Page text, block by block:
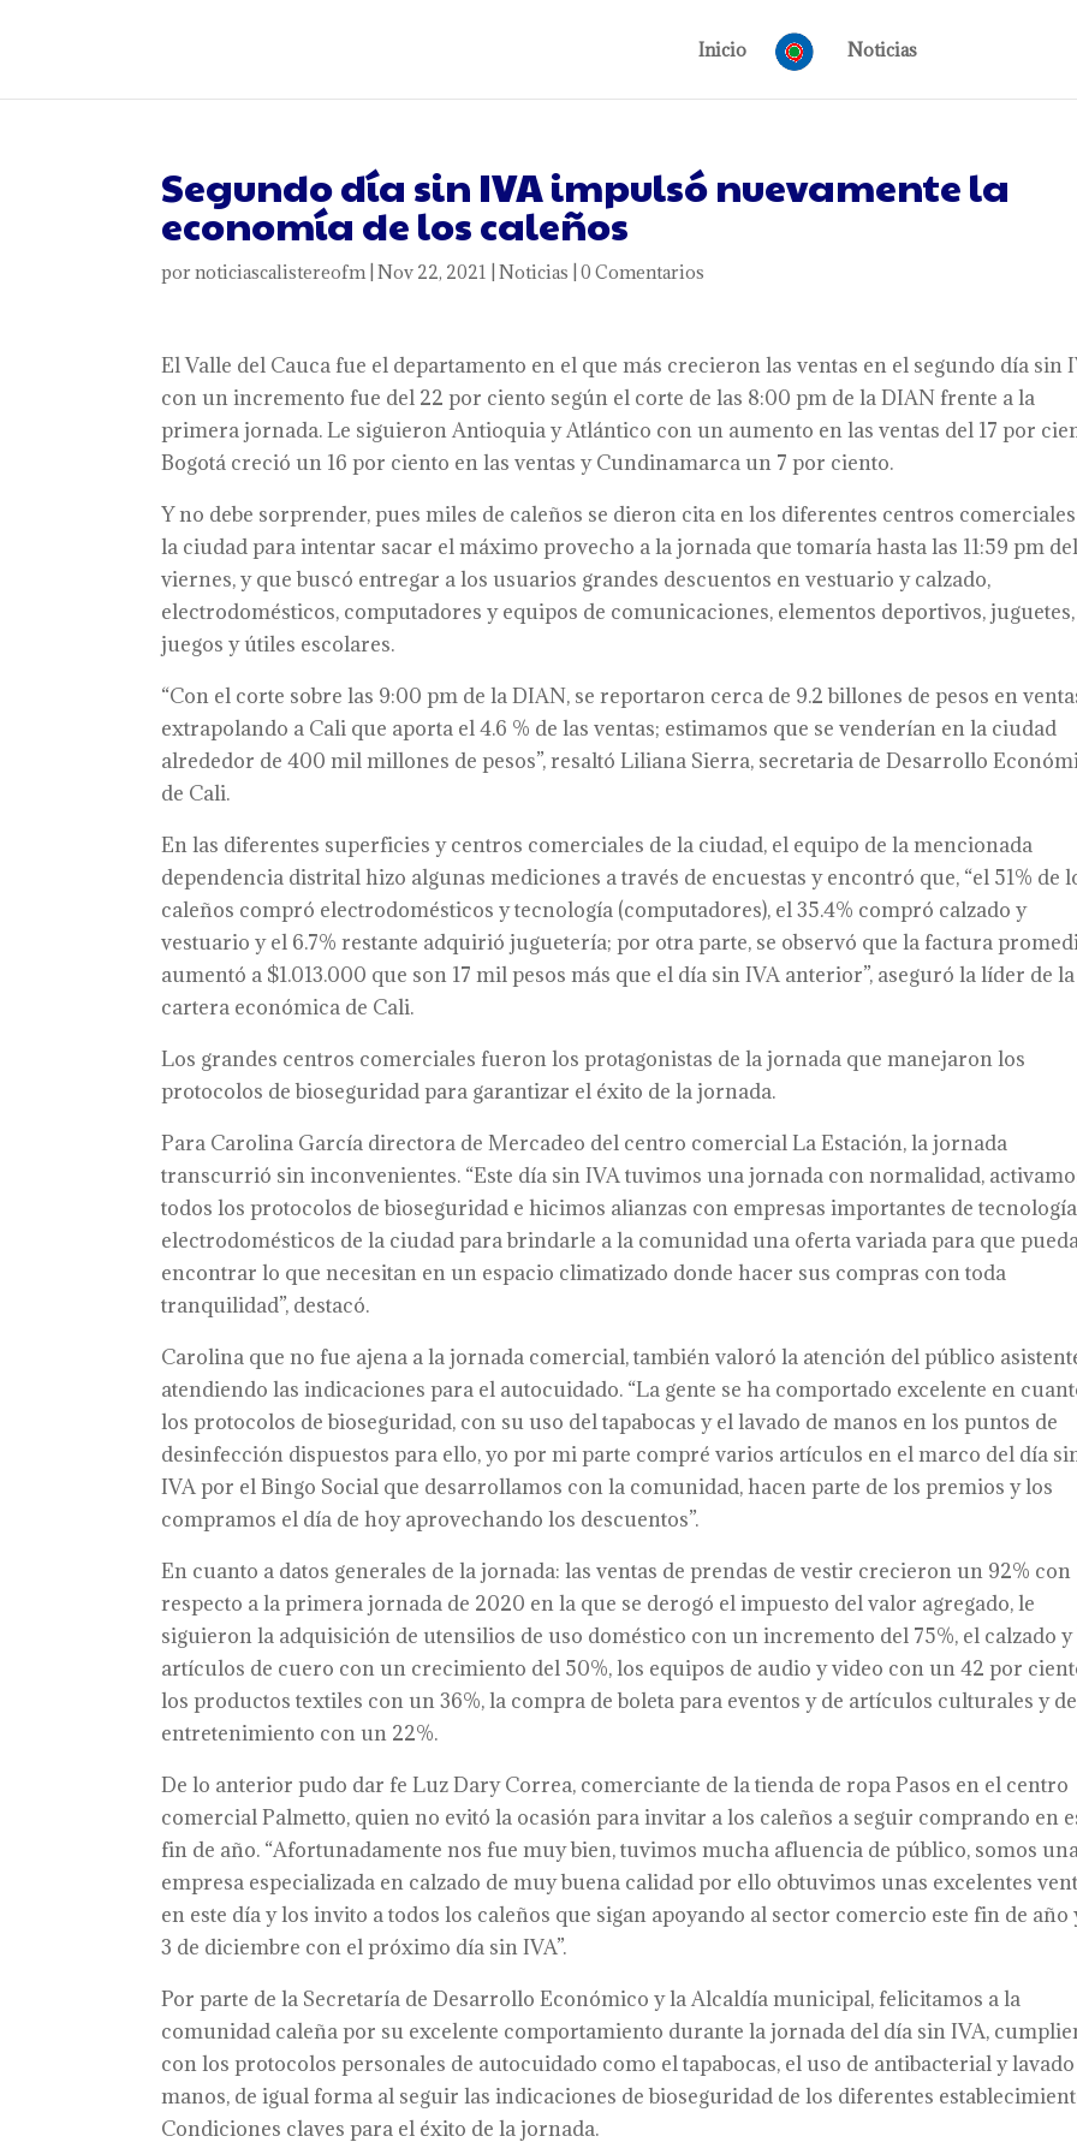
Inicio Noticias
Segundo día sin IVA impulsó nuevamente la
economía de los caleños
pornoticiascalistereofm|Nov 22, 2021 |Noticias |0 Comentarios
El Valle del Cauca fue el departamento en el que más crecieron las ventas en el segundo día sin
con un incremento fue del 22 por ciento según el corte de las 8:00 pm de la DIAN frente a la
primera jornada. Le siguieron Antioquia y Atlántico con un aumento en las ventas del 17 por
Bogotá creció un 16 por ciento en las ventas y Cundinamarca un 7 por ciento.
Y no debe sorprender, pues miles de caleños se dieron cita en los diferentes centros
la ciudad para intentar sacar el máximo provecho a la jornada que tomaría hasta las 11:59 pm del
viernes, y que buscó entregar a los usuarios grandes descuentos en vestuario y calzado,
electrodomésticos, computadores y equipos de comunicaciones, elementos deportivos, juguetes,
juegos y útiles escolares.
“Con el corte sobre las 9:00 pm de la DIAN, se reportaron cerca de 9.2 billones de pesos en
extrapolando a Cali que aporta el 4.6 % de las ventas; estimamos que se venderían en la ciudad
alrededor de 400 mil millones de pesos”, resaltó Liliana Sierra, secretaria de Desarrollo
de Cali.
En las diferentes superficies y centros comerciales de la ciudad, el equipo de la mencionada
dependencia distrital hizo algunas mediciones a través de encuestas y encontró que, “el 51% de
caleños compró electrodomésticos y tecnología (computadores), el 35.4% compró calzado y
vestuario y el 6.7% restante adquirió juguetería; por otra parte, se observó que la factura
aumentó a $1.013.000 que son 17 mil pesos más que el día sin IVA anterior”, aseguró la líder de la
cartera económica de Cali.
Los grandes centros comerciales fueron los protagonistas de la jornada que manejaron los
protocolos de bioseguridad para garantizar el éxito de la jornada.
Para Carolina García directora de Mercadeo del centro comercial La Estación, la jornada
transcurrió sin inconvenientes. “Este día sin IVA tuvimos una jornada con normalidad,
todos los protocolos de bioseguridad e hicimos alianzas con empresas importantes de
electrodomésticos de la ciudad para brindarle a la comunidad una oferta variada para que
encontrar lo que necesitan en un espacio climatizado donde hacer sus compras con toda
tranquilidad”, destacó.
Carolina que no fue ajena a la jornada comercial, también valoró la atención del público
atendiendo las indicaciones para el autocuidado. “La gente se ha comportado excelente en
los protocolos de bioseguridad, con su uso del tapabocas y el lavado de manos en los puntos de
desinfección dispuestos para ello, yo por mi parte compré varios artículos en el marco del día
IVA por el Bingo Social que desarrollamos con la comunidad, hacen parte de los premios y los
compramos el día de hoy aprovechando los descuentos”.
En cuanto a datos generales de la jornada: las ventas de prendas de vestir crecieron un 92% con
respecto a la primera jornada de 2020 en la que se derogó el impuesto del valor agregado, le
siguieron la adquisición de utensilios de uso doméstico con un incremento del 75%, el calzado y
artículos de cuero con un crecimiento del 50%, los equipos de audio y video con un 42 por
los productos textiles con un 36%, la compra de boleta para eventos y de artículos culturales y de
entretenimiento con un 22%.
De lo anterior pudo dar fe Luz Dary Correa, comerciante de la tienda de ropa Pasos en el centro
comercial Palmetto, quien no evitó la ocasión para invitar a los caleños a seguir comprando en
fin de año. “Afortunadamente nos fue muy bien, tuvimos mucha afluencia de público, somos
empresa especializada en calzado de muy buena calidad por ello obtuvimos unas excelentes
en este día y los invito a todos los caleños que sigan apoyando al sector comercio este fin de año
3 de diciembre con el próximo día sin IVA”.
Por parte de la Secretaría de Desarrollo Económico y la Alcaldía municipal, felicitamos a la
comunidad caleña por su excelente comportamiento durante la jornada del día sin IVA,
con los protocolos personales de autocuidado como el tapabocas, el uso de antibacterial y lavado
manos, de igual forma al seguir las indicaciones de bioseguridad de los diferentes
Condiciones claves para el éxito de la jornada.